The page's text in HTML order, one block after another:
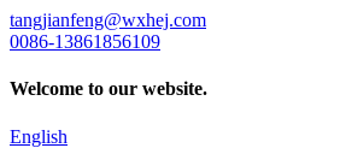
tangjianfeng@wxhej.com
0086-13861856109
Welcome to our website.
English